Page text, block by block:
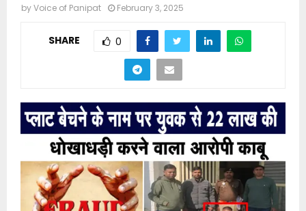
byVoice of Panipat February 3, 2025
SHARE 0